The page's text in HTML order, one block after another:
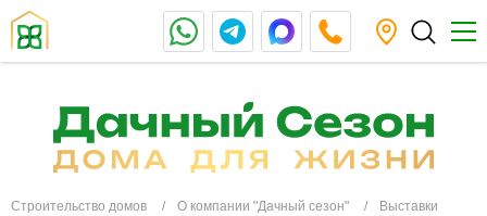
Строительство домов О компании "Дачный сезон" Выставки